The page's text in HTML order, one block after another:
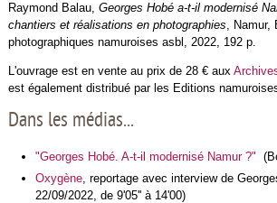
Raymond Balau, Georges Hobé a-t-il modernisé
chantiers et réalisations en photographies, Namur,
photographiques namuroises asbl, 2022, 192 p.
L'ouvrage est en vente au prix de 28 € aux
est également distribué par les Editions
Dans les médias...
"Georges Hobé. A-t-il modernisé Namur ?" (
Oxygène, reportage avec interview de
22/09/2022, de 9'05'' à 14'00)